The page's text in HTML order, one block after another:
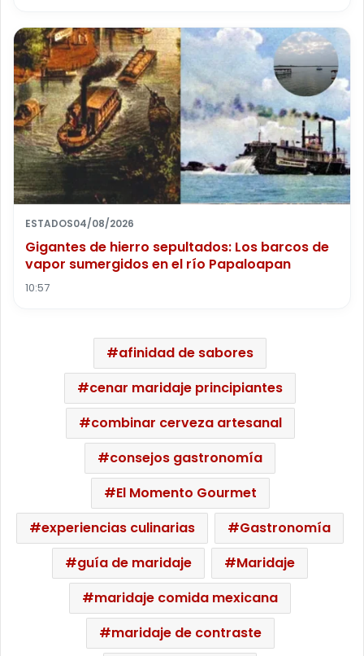
ESTADOS04/08/2026
Gigantes de hierro sepultados: Los barcos de
vapor sumergidos en el río Papaloapan
10:57
afinidad de sabores
cenar maridaje principiantes
combinar cerveza artesanal
consejos gastronomía
El Momento Gourmet
experiencias culinarias
Gastronomía
guía de maridaje
Maridaje
maridaje comida mexicana
maridaje de contraste